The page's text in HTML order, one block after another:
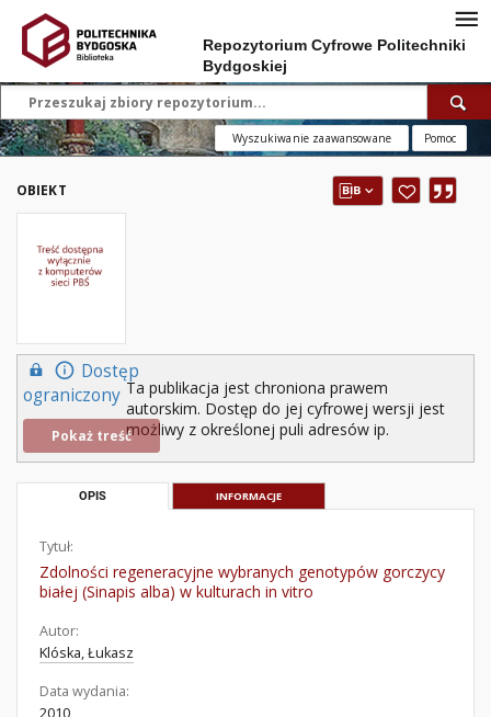
Repozytorium Cyfrowe Politechniki
Bydgoskiej
Wyszukiwanie zaawansowane Pomoc
OBIEKT
Dostęp
ograniczony
Pokaż treść
Ta publikacja jest chroniona prawem
autorskim. Dostęp do jej cyfrowej wersji jest
możliwy z określonej puli adresów ip.
OPIS INFORMACJE
Tytuł:
Zdolności regeneracyjne wybranych genotypów gorczycy
białej (Sinapis alba) w kulturach in vitro
Autor:
Klóska, Łukasz
Data wydania:
2010